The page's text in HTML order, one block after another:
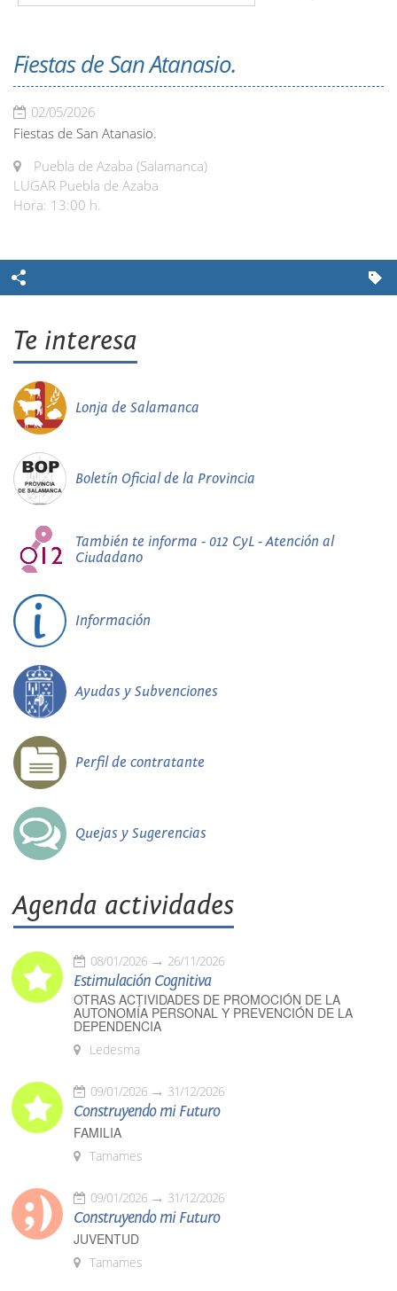
Fiestas de San Atanasio.
02/05/2026
Fiestas de San Atanasio.
Puebla de Azaba (Salamanca)
LUGAR Puebla de Azaba
Hora: 13:00 h.
Te interesa
Lonja de Salamanca
Boletín Oficial de la Provincia
También te informa - 012 CyL - Atención al
Ciudadano
Información
Ayudas y Subvenciones
Perfil de contratante
Quejas y Sugerencias
Agenda actividades
08/01/2026 26/11/2026
Estimulación Cognitiva
OTRAS ACTIVIDADES DE PROMOCIÓN DE LA
AUTONOMÍA PERSONAL Y PREVENCIÓN DE LA
DEPENDENCIA
Ledesma
09/01/2026 31/12/2026
Construyendo mi Futuro
FAMILIA
Tamames
09/01/2026 31/12/2026
Construyendo mi Futuro
JUVENTUD
Tamames